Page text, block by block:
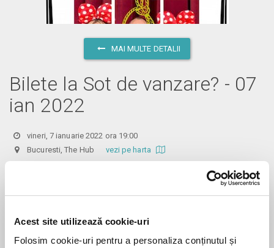
Acest site utilizează cookie-uri
Folosim cookie-uri pentru a personaliza conținutul și
MAI MULTE DETALII
Bilete la Sot de vanzare? - 07
ian 2022
vineri, 7 ianuarie 2022 ora 19:00
Bucuresti, The Hub vezi pe harta
În funcție de ora de începere, accesul în sală se poate face cu o
oră / cu 40 minute mai devreme, fiind permis cu până la 10 minute
Informații suplimentare, la nr. de telefon 0773 825 249.